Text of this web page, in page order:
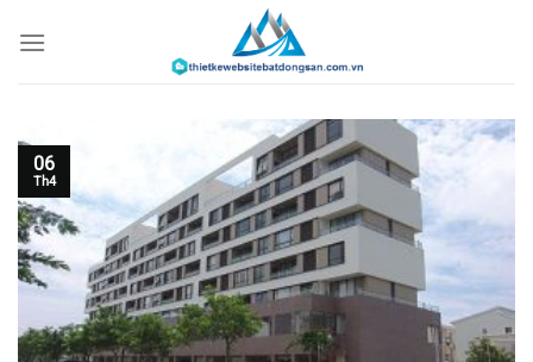
đến
06
Th4